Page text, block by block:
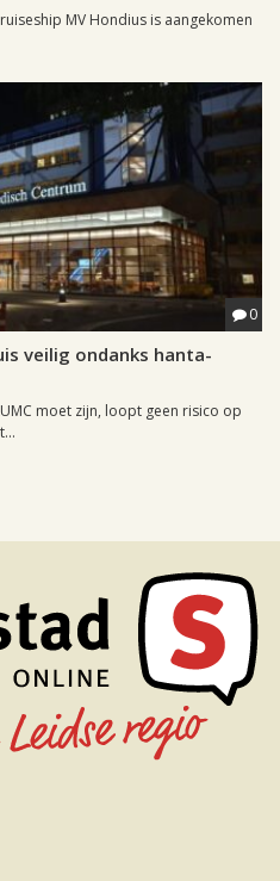
MV Hondius is aangekomen
0
veilig ondanks hanta-
moet zijn, loopt geen risico op